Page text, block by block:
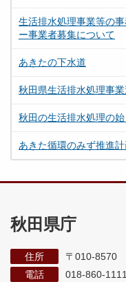
生活排水処理事業等の
ー事業者募集について
あきたの下水道
秋田県生活排水処理事
秋田の生活排水処理の始
あきた循環のみず推進
秋田県庁
住所
〒010-8570
電話
018-860-1111